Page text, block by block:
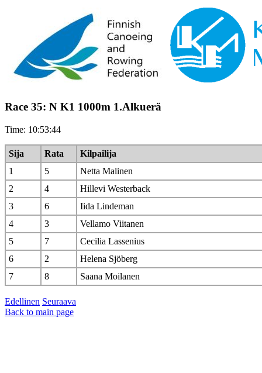
Race 35: N K1 1000m 1.Alkuerä
Time: 10:53:44
Sija Rata
Kilpailija
1
5
Netta Malinen
2
4
Hillevi Westerback
3
6
Iida Lindeman
4
3
Vellamo Viitanen
5
7
Cecilia Lassenius
6
2
Helena Sjöberg
7
8 Saana Moilanen
Edellinen Seuraava
Back to main page